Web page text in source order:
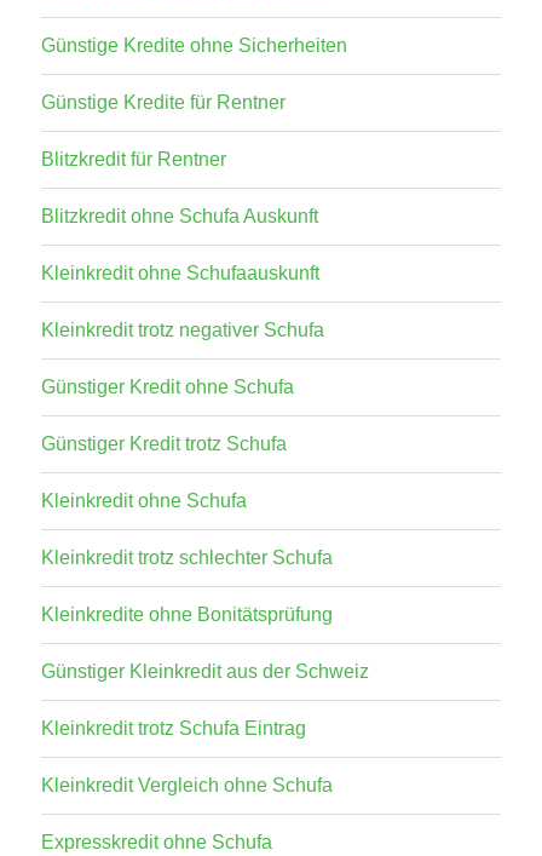
Günstige Kredite ohne Sicherheiten
Günstige Kredite für Rentner
Blitzkredit für Rentner
Blitzkredit ohne Schufa Auskunft
Kleinkredit ohne Schufaauskunft
Kleinkredit trotz negativer Schufa
Günstiger Kredit ohne Schufa
Günstiger Kredit trotz Schufa
Kleinkredit ohne Schufa
Kleinkredit trotz schlechter Schufa
Kleinkredite ohne Bonitätsprüfung
Günstiger Kleinkredit aus der Schweiz
Kleinkredit trotz Schufa Eintrag
Kleinkredit Vergleich ohne Schufa
Expresskredit ohne Schufa